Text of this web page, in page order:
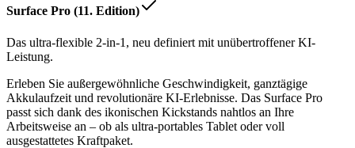
Surface Pro (11. Edition)
Das ultra-flexible 2-in-1, neu definiert mit unübertroffener KI-
Leistung.
Erleben Sie außergewöhnliche Geschwindigkeit, ganztägige
Akkulaufzeit und revolutionäre KI-Erlebnisse. Das Surface Pro
passt sich dank des ikonischen Kickstands nahtlos an Ihre
Arbeitsweise an – ob als ultra-portables Tablet oder voll
ausgestattetes Kraftpaket.